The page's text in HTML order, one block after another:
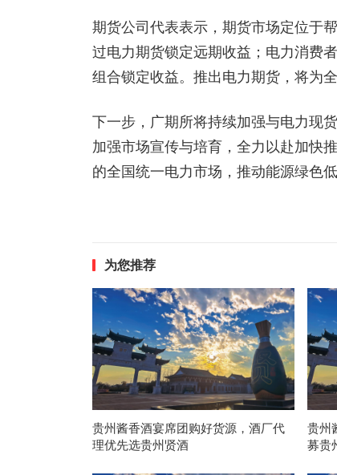
期货公司代表表示，期货市场定位于
过电力期货锁定远期收益；电力消费
组合锁定收益。推出电力期货，将为
下一步，广期所将持续加强与电力现
加强市场宣传与培育，全力以赴加快
的全国统一电力市场，推动能源绿色
为您推荐
贵州酱香酒宴席团购好货源，酒厂代
理优先选贵州贤酒
贵州
募贵